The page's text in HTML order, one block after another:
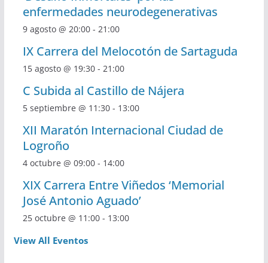
enfermedades neurodegenerativas
9 agosto @ 20:00- 21:00
IX Carrera del Melocotón de Sartaguda
15 agosto @ 19:30- 21:00
C Subida al Castillo de Nájera
5 septiembre @ 11:30- 13:00
XII Maratón Internacional Ciudad de
Logroño
4 octubre @ 09:00- 14:00
XIX Carrera Entre Viñedos ‘Memorial
José Antonio Aguado’
25 octubre @ 11:00- 13:00
View All Eventos